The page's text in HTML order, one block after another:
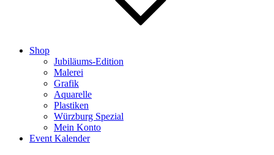
Shop
Jubiläums-Edition
Malerei
Grafik
Aquarelle
Plastiken
Würzburg Spezial
Mein Konto
Event Kalender